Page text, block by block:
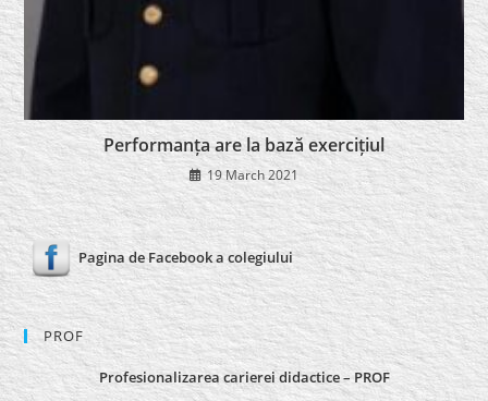
Performanța are la bază exercițiul
19 March 2021
Pagina de Facebook a colegiului
PROF
Profesionalizarea carierei didactice – PROF